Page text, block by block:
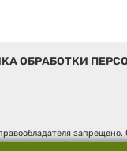
ОБРАБОТКИ